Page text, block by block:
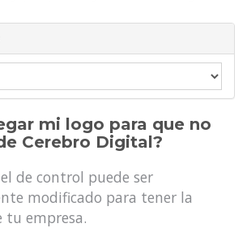
mi logo para que no
Cerebro Digital?
de control puede ser
modificado para tener la
empresa.